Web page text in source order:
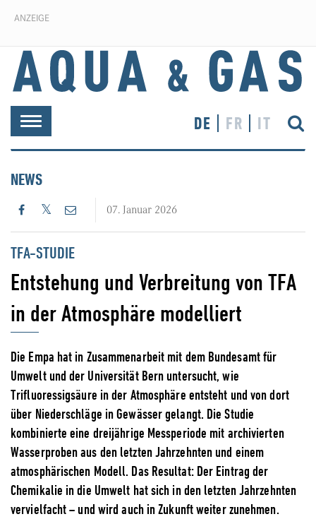
ANZEIGE
Toggle
navigation
DE FR IT
NEWS
07. Januar 2026
TFA-STUDIE
Entstehung und Verbreitung von TFA
in der Atmosphäre modelliert
Die Empa hat in Zusammenarbeit mit dem Bundesamt für
Umwelt und der Universität Bern untersucht, wie
Trifluoressigsäure in der Atmosphäre entsteht und von dort
über Niederschläge in Gewässer gelangt. Die Studie
kombinierte eine dreijährige Messperiode mit archivierten
Wasserproben aus den letzten Jahrzehnten und einem
atmosphärischen Modell. Das Resultat: Der Eintrag der
Chemikalie in die Umwelt hat sich in den letzten Jahrzehnten
vervielfacht – und wird auch in Zukunft weiter zunehmen.